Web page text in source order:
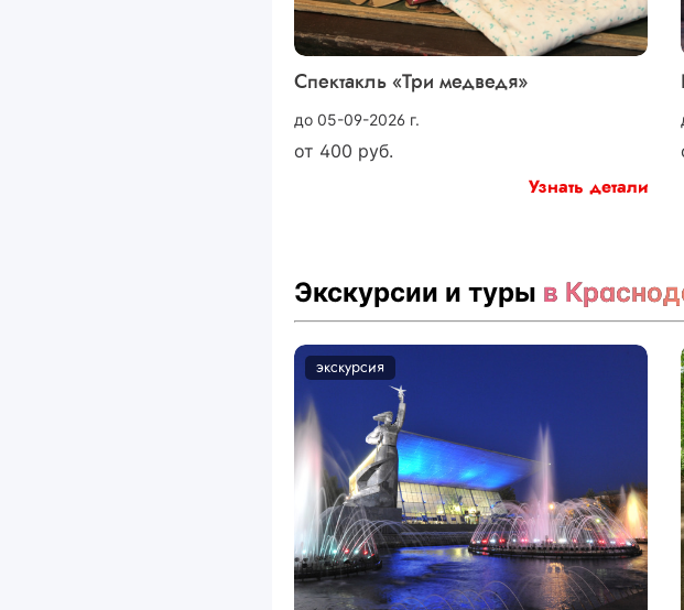
Спектакль «Три медведя»
до 05-09-2026 г.
от 400 руб.
Узнать детали
Экскурсии и туры в
экскурсия